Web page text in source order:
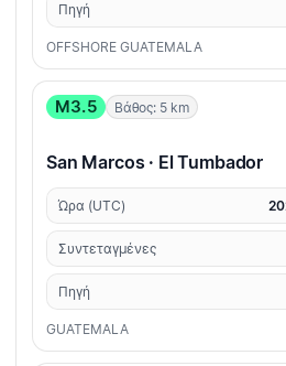
Πηγή
OFFSHORE GUATEMALA
M3.5 Βάθος: 5 km
San Marcos · El Tumbador
Ώρα (UTC)
Συντεταγμένες
Πηγή
GUATEMALA